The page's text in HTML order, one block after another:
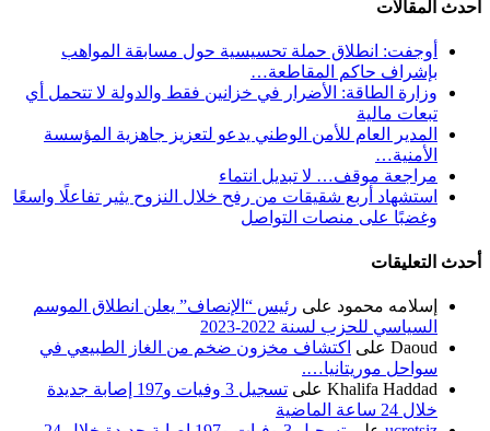
أحدث المقالات
أوجفت: انطلاق حملة تحسيسية حول مسابقة المواهب
بإشراف حاكم المقاطعة…
وزارة الطاقة: الأضرار في خزانين فقط والدولة لا تتحمل أي
تبعات مالية
المدير العام للأمن الوطني يدعو لتعزيز جاهزية المؤسسة
الأمنية…
مراجعة موقف… لا تبديل انتماء
استشهاد أربع شقيقات من رفح خلال النزوح يثير تفاعلًا واسعًا
وغضبًا على منصات التواصل
أحدث التعليقات
إسلامه محمود على رئيس “الإنصاف” يعلن انطلاق الموسم
السياسي للحزب لسنة 2022-2023
Daoud على اكتشاف مخزون ضخم من الغاز الطبيعي في
سواحل موريتانيا….
Khalifa Haddad على
تسجيل 3 وفيات و197 إصابة جديدة
خلال 24 ساعة الماضية